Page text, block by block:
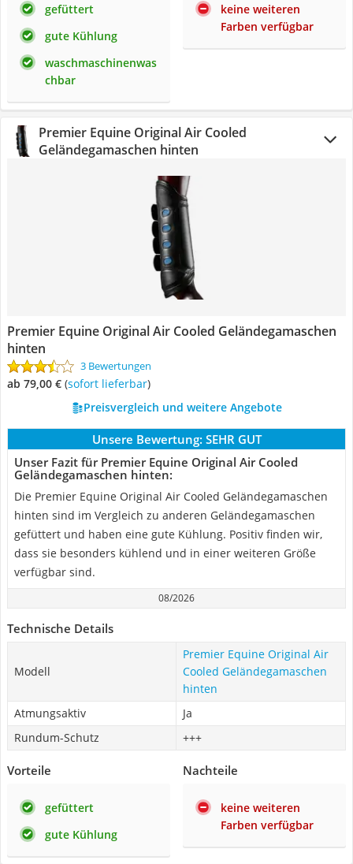
gefüttert
gute Kühlung
waschmaschinenwas
chbar
keine weiteren
Farben verfügbar
Premier Equine Original Air Cooled
Geländegamaschen hinten
Premier Equine Original Air Cooled Geländegamaschen
hinten
3 Bewertungen
ab 79,00 € ( Sofort lieferbar)
Preisvergleich und weitere Angebote
Unsere Bewertung: SEHR GUT
Unser Fazit für Premier Equine Original Air Cooled
Geländegamaschen hinten:
Die Premier Equine Original Air Cooled Geländegamaschen
hinten sind im Vergleich zu anderen Geländegamaschen
gefüttert und haben eine gute Kühlung. Positiv finden wir,
dass sie besonders kühlend und in einer weiteren Größe
verfügbar sind.
08/2026
Technische Details
Modell
Premier Equine Original Air
Cooled Geländegamaschen
hinten
Atmungsaktiv
Ja
Rundum-Schutz
+++
Vorteile
gefüttert
gute Kühlung
Nachteile
keine weiteren
Farben verfügbar